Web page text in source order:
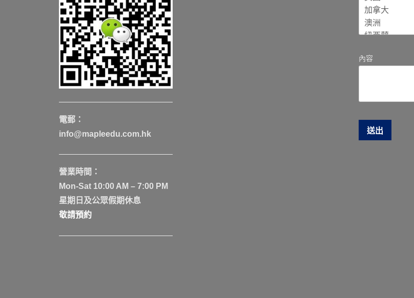
電郵：
info@mapleedu.com.hk
營業時間：
Mon-Sat 10:00 AM – 7:00 PM
星期日及公眾假期休息
敬請預約
內容